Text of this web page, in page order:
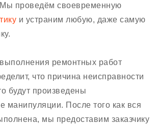
проведём своевременную
и устраним любую, даже самую
ремонтных работ
что причина неисправности
будут произведены
манипуляции. После того как вся
мы предоставим заказчику